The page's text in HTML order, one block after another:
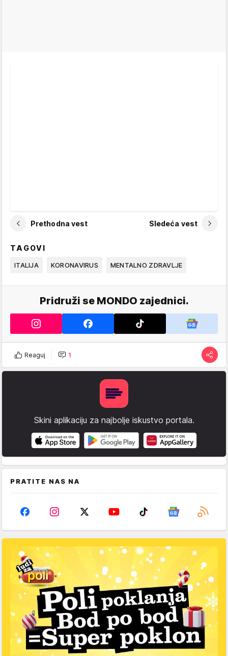
Prethodna vest Sledeća vest
TAGOVI
ITALIJA KORONAVIRUS MENTALNO ZDRAVLJE
Pridruži se MONDO zajednici.
Reaguj 1
Skini aplikaciju za najbolje iskustvo portala.
PRATITE NAS NA